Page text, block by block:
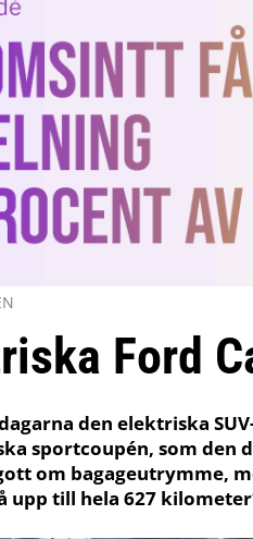
Ford
den elektriska
sportcoupén, som den
om bagageutrymme,
upp till hela 627